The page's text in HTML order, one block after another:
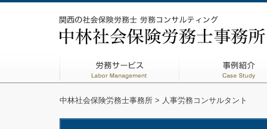
中林社会保険労務士事務所 > 人事労務コンサルタント